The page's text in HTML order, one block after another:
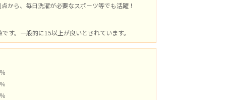
から、毎日洗濯が必要なスポーツ等でも活躍！
す。一般的に15以上が良いとされています。